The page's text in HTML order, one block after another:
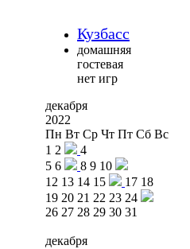
Кузбасс
домашняя
гостевая
нет игр
декабря
2022
Пн Вт Ср Чт Пт Сб Вс
1 2
4
5 6 8 9 10
12 13 14 15 17 18
19 20 21 22 23 24
26 27 28 29 30 31
декабря